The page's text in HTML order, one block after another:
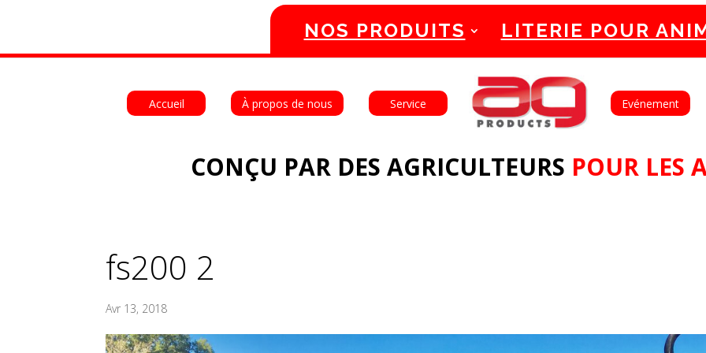
English Français
Accueil À propos de nous Service Evénement
CONÇU PAR DES AGRICULTEURS POUR LES
NOS PRODUITS LITERIE POUR
fs200 2
Avr 13, 2018